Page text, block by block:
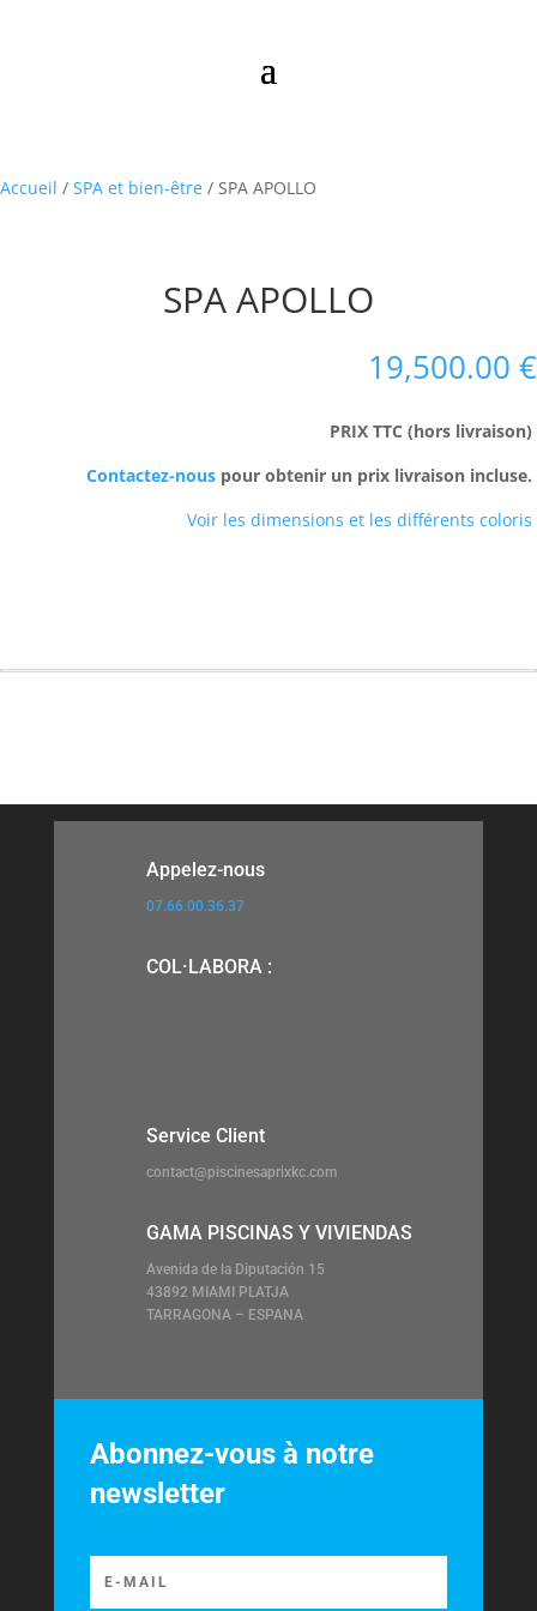
Accueil / SPA et bien-être / SPA APOLLO
SPA APOLLO
19,500.00 €
PRIX TTC (hors livraison)
Contactez-nouspour obtenir un prix livraison incluse.
Voir les dimensions et les différents coloris
Appelez-nous
07.66.00.36.37
COL·LABORA :
Service Client
contact@piscinesaprixkc.com
GAMA PISCINAS Y VIVIENDAS
Avenida de la Diputación 15
43892 MIAMI PLATJA
TARRAGONA – ESPANA
Abonnez-vous à notre
newsletter